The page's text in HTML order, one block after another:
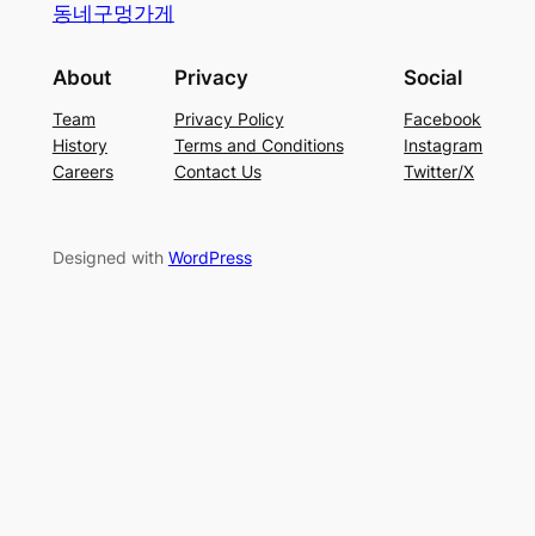
동네구멍가게
About
Team
History
Careers
Privacy
Privacy Policy
Terms and Conditions
Contact Us
Social
Facebook
Instagram
Twitter/X
Designed with WordPress